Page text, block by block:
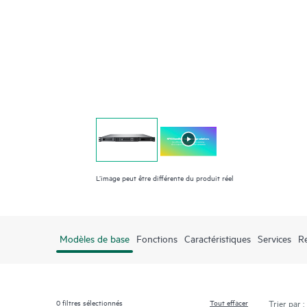
L’image peut être différente du produit réel
Modèles de base Fonctions Caractéristiques Services
0filtres sélectionnés Tout effacer Trier par :